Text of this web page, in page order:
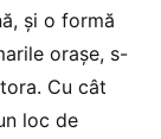
și o formă
orașe, s-
Cu cât
loc de